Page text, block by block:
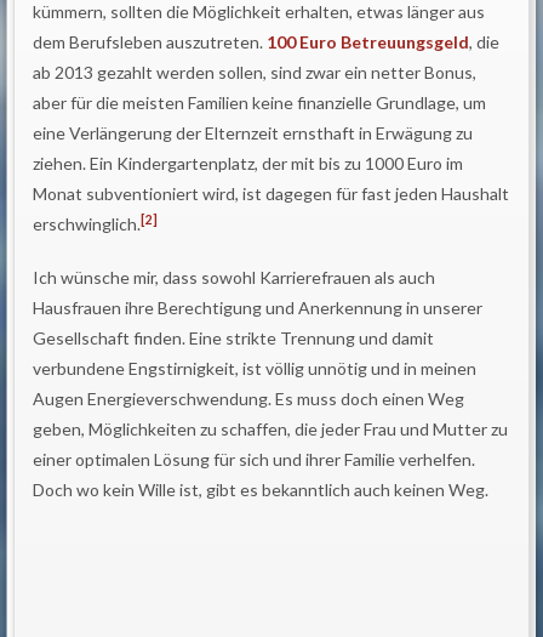
kümmern, sollten die Möglichkeit erhalten, etwas länger aus
dem Berufsleben auszutreten. 100 Euro Betreuungsgeld, die
ab 2013 gezahlt werden sollen, sind zwar ein netter Bonus,
aber für die meisten Familien keine finanzielle Grundlage, um
eine Verlängerung der Elternzeit ernsthaft in Erwägung zu
ziehen. Ein Kindergartenplatz, der mit bis zu 1000 Euro im
Monat subventioniert wird, ist dagegen für fast jeden Haushalt
erschwinglich.[2]
Ich wünsche mir, dass sowohl Karrierefrauen als auch
Hausfrauen ihre Berechtigung und Anerkennung in unserer
Gesellschaft finden. Eine strikte Trennung und damit
verbundene Engstirnigkeit, ist völlig unnötig und in meinen
Augen Energieverschwendung. Es muss doch einen Weg
geben, Möglichkeiten zu schaffen, die jeder Frau und Mutter zu
einer optimalen Lösung für sich und ihrer Familie verhelfen.
Doch wo kein Wille ist, gibt es bekanntlich auch keinen Weg.